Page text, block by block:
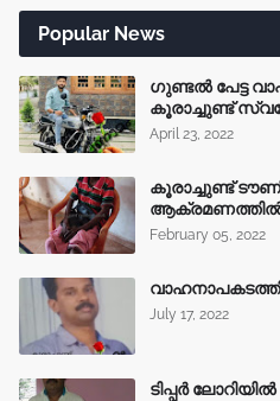
Popular News
ഗുണ്ടൽ പേട്ട
കൂരാച്ചുണ്ട്
April 23, 2022
കൂരാച്ചുണ്ട്
ആക്രമണത്തിൽ
February 05, 2022
July 17, 2022
ടിപ്പർ